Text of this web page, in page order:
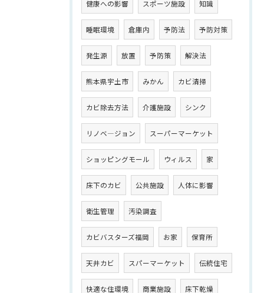
健康への影響 スポーツ施設 知識
睡眠環境 倉庫内 予防法 予防対策
発生源 放置 予防策 解決法
熊本県宇土市 みかん カビ清掃
カビ除去方法 介護施設 シンク
リノベ―ジョン スーパーマーケット
ショッピングモール ウィルス 家
床下のカビ 公共施設 人体に影響
衛生管理 汚染調査
カビバスターズ福岡 お家 保育所
天井カビ スパーマーケット 伝統住宅
快適な住環境 商業施設 床下乾燥